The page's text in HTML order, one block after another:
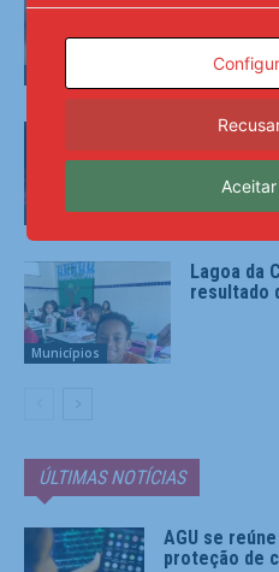
Fome,
papel
AMA
Municípios
Ao
Penha
– AMA
Municípios
Lagoa da
resultado
ÚLTIMAS NOTÍCIAS
AGU se
proteção de